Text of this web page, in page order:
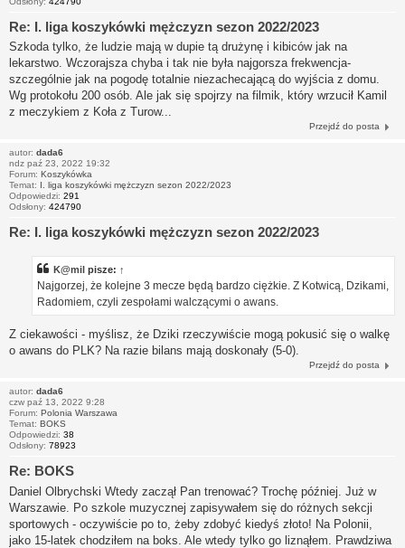
Re: I. liga koszykówki mężczyzn sezon 2022/2023
Szkoda tylko, że ludzie mają w dupie tą drużynę i kibiców jak na
lekarstwo. Wczorajsza chyba i tak nie była najgorsza frekwencja-
szczególnie jak na pogodę totalnie niezachecającą do wyjścia z domu.
Wg protokołu 200 osób. Ale jak się spojrzy na filmik, który wrzucił Kamil
z meczykiem z Koła z Turow...
Przejdź do posta
autor: dada6
ndz paź 23, 2022 19:32
Forum: Koszykówka
Temat: I. liga koszykówki mężczyzn sezon 2022/2023
Odpowiedzi: 291
Odsłony: 424790
Re: I. liga koszykówki mężczyzn sezon 2022/2023
K@mil pisze: ↑
Najgorzej, że kolejne 3 mecze będą bardzo ciężkie. Z Kotwicą, Dzikami,
Radomiem, czyli zespołami walczącymi o awans.
Z ciekawości - myślisz, że Dziki rzeczywiście mogą pokusić się o walkę
o awans do PLK? Na razie bilans mają doskonały (5-0).
Przejdź do posta
autor: dada6
czw paź 13, 2022 9:28
Forum: Polonia Warszawa
Temat: BOKS
Odpowiedzi: 38
Odsłony: 78923
Re: BOKS
Daniel Olbrychski Wtedy zaczął Pan trenować? Trochę później. Już w
Warszawie. Po szkole muzycznej zapisywałem się do różnych sekcji
sportowych - oczywiście po to, żeby zdobyć kiedyś złoto! Na Polonii,
jako 15-latek chodziłem na boks. Ale wtedy tylko go liznąłem. Prawdziwa